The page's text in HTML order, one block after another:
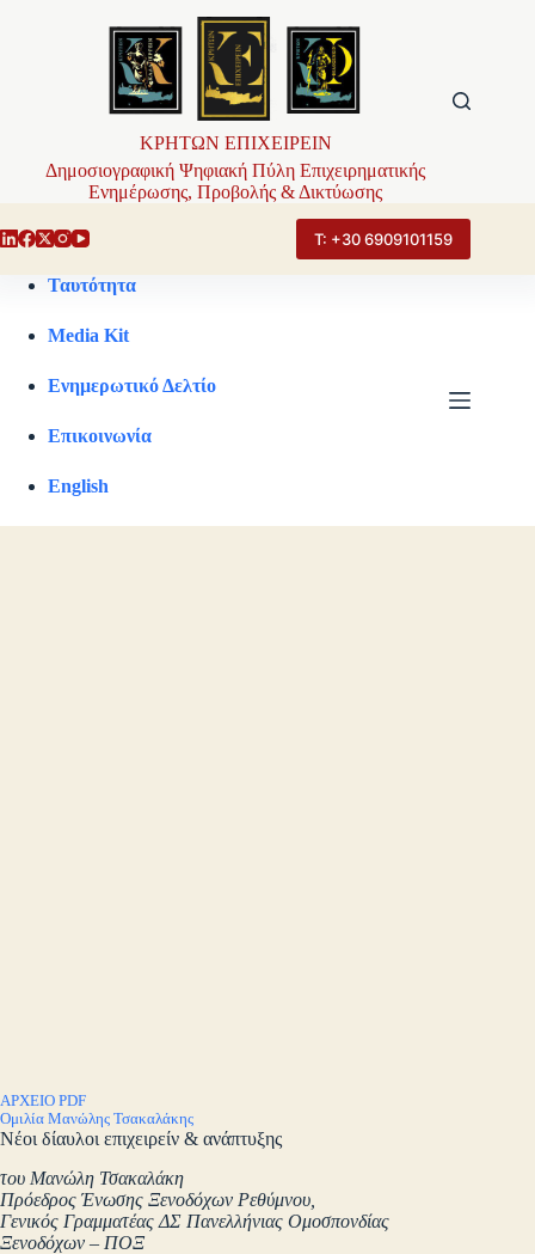
ΚΡΗΤΩΝ ΕΠΙΧΕΙΡΕΙΝ
Δημοσιογραφική Ψηφιακή Πύλη Επιχειρηματικής
Ενημέρωσης, Προβολής & Δικτύωσης
Τ: +30 6909101159
Ταυτότητα
Media Kit
Ενημερωτικό Δελτίο
Επικοινωνία
English
ΑΡΧΕΙΟ PDF
Ομιλία Μανώλης Τσακαλάκης
Νέοι δίαυλοι επιχειρείν & ανάπτυξης
του Μανώλη Τσακαλάκη
Πρόεδρος Ένωσης Ξενοδόχων Ρεθύμνου,
Γενικός Γραμματέας ΔΣ Πανελλήνιας Ομοσπονδίας
Ξενοδόχων – ΠΟΞ